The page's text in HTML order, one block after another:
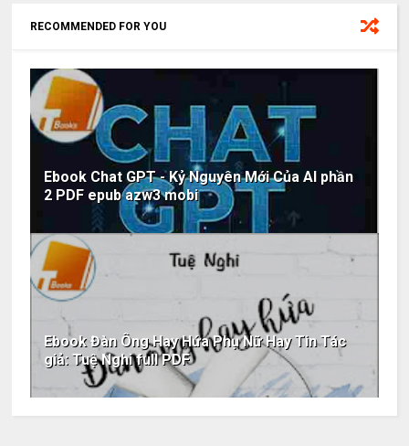
RECOMMENDED FOR YOU
Ebook Chat GPT - Kỷ Nguyên Mới Của AI phần
2 PDF epub azw3 mobi
Ebook Đàn Ông Hay Hứa Phụ Nữ Hay Tin Tác
giả: Tuệ Nghi full PDF